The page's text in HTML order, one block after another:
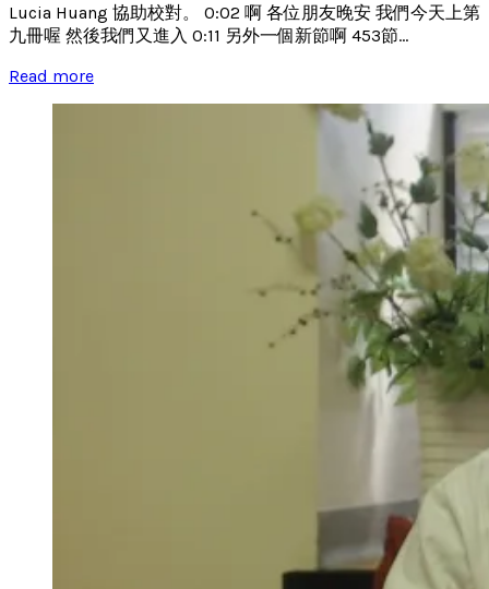
Lucia Huang 協助校對。 0:02 啊 各位朋友晚安 我們今天上第
九冊喔 然後我們又進入 0:11 另外一個新節啊 453節...
Read more